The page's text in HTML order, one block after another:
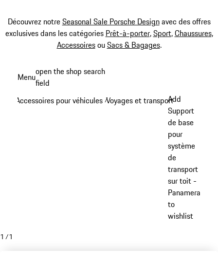
Découvrez notreSeasonal Sale Porsche Designavec des offres
exclusives dans les catégories Prêt-à-porter,Sport,Chaussures,
AccessoiresouSacs & Bagages.
principal
Menuopen the shop search
field
Accessoires pour véhicules /Voyages et transports/
Add
Support
de base
pour
système
de
transport
sur toit -
Panamera
to
wishlist
1 /1